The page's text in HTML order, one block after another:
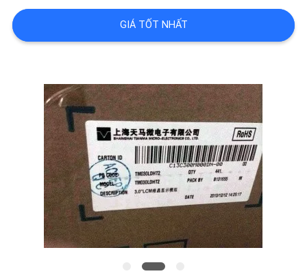
LIÊN
CHÚNG
TRƯỜNG
GIÁ TỐT NHẤT